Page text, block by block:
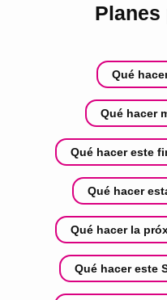
Planes
Qué
Qué hacer
Qué hacer este
Qué hacer
Qué hacer la
Qué hacer este